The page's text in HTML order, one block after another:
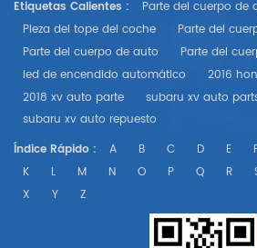
Etiquetas Calientes :
Parte del cuerpo de
Pieza del tope del coche
Parte del
Parte del cuerpo de auto
Parte del
led de encendido automático
2016
2018 xv auto parte
subaru xv auto
subaru xv auto repuesto
Índice Rápido :
A B C D E
K
L M N O P Q R
X
Y Z